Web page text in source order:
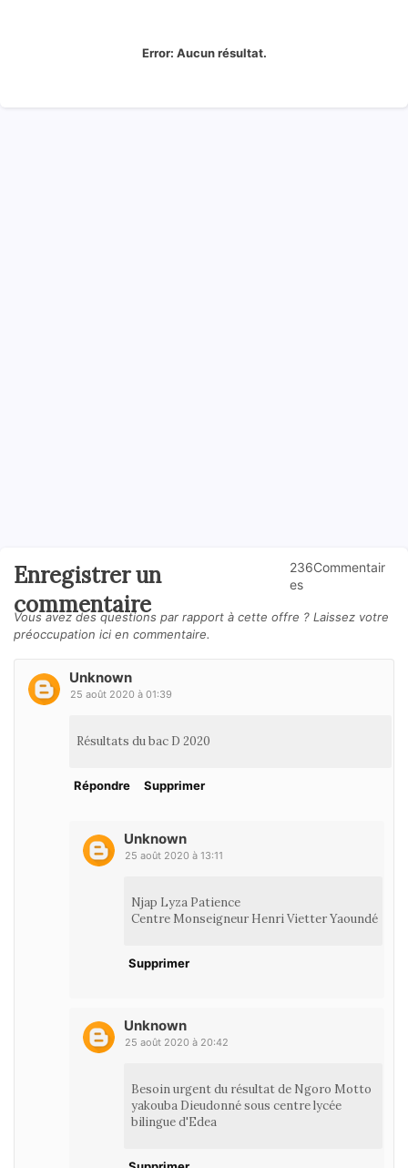
Error: Aucun résultat.
Enregistrer un
commentaire
236Commentair
es
Vous avez des questions par rapport à cette offre ? Laissez votre
préoccupation ici en commentaire.
Unknown
25 août 2020 à 01:39
Résultats du bac D 2020
Répondre Supprimer
Unknown
25 août 2020 à 13:11
Njap Lyza Patience
Centre Monseigneur Henri Vietter Yaoundé
Supprimer
Unknown
25 août 2020 à 20:42
Besoin urgent du résultat de Ngoro Motto
yakouba Dieudonné sous centre lycée
bilingue d'Edea